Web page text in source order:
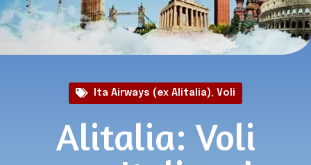
Ita Airways (ex Alitalia), Voli
Alitalia: Voli